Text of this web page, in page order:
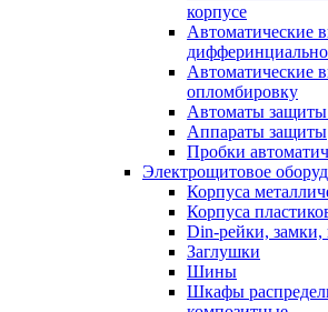
корпусе
Автоматические
Автоматические
опломбировку
Автоматы защиты
Аппараты защиты
Пробки
Электрощитовое
Корпуса
Корпуса
Din-рейки, замки,
Заглушки
Шины
Шкафы